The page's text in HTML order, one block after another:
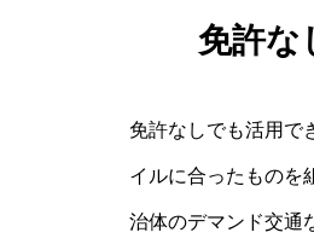
免許な
免許なしでも活用で
イルに合ったものを
治体のデマンド交通